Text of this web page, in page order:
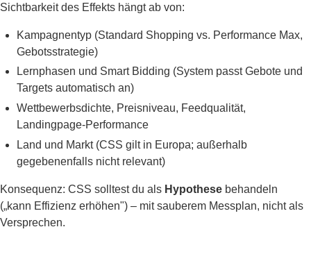
Sichtbarkeit des Effekts hängt ab von:
Kampagnentyp (Standard Shopping vs. Performance Max,
Gebotsstrategie)
Lernphasen und Smart Bidding (System passt Gebote und
Targets automatisch an)
Wettbewerbsdichte, Preisniveau, Feedqualität,
Landingpage-Performance
Land und Markt (CSS gilt in Europa; außerhalb
gegebenenfalls nicht relevant)
Konsequenz: CSS solltest du als Hypothese behandeln
(„kann Effizienz erhöhen") – mit sauberem Messplan, nicht als
Versprechen.